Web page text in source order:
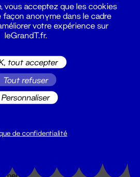
→ 18h
:
vous acceptez que les cookies
façon anonyme dans le cadre
votre expérience sur
leGrandT.fr.
tout accepter
Tout refuser
Personnaliser
de confidentialité